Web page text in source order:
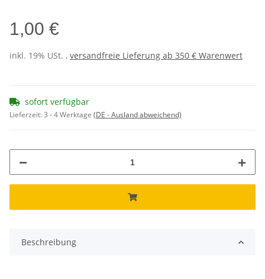
1,00 €
inkl. 19% USt. , versandfreie Lieferung ab 350 € Warenwert
sofort verfügbar
Lieferzeit:3 - 4 Werktage (DE - Ausland abweichend)
Beschreibung